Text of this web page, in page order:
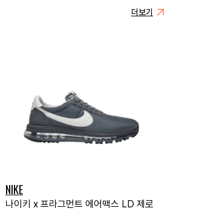
더보기
NIKE
나이키 x 프라그먼트 에어맥스 LD 제로